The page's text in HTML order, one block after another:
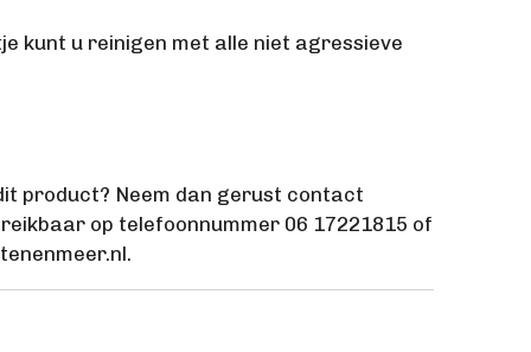
kunt u reinigen met alle niet agressieve
product? Neem dan gerust contact
op telefoonnummer 06 17221815 of